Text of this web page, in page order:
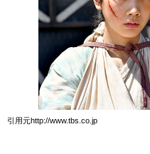
引用元http://www.tbs.co.jp